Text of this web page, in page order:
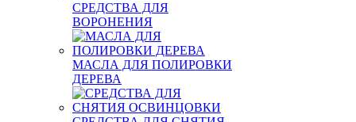
СРЕДСТВА ДЛЯ
ВОРОНЕНИЯ
МАСЛА ДЛЯ ПОЛИРОВКИ
ДЕРЕВА